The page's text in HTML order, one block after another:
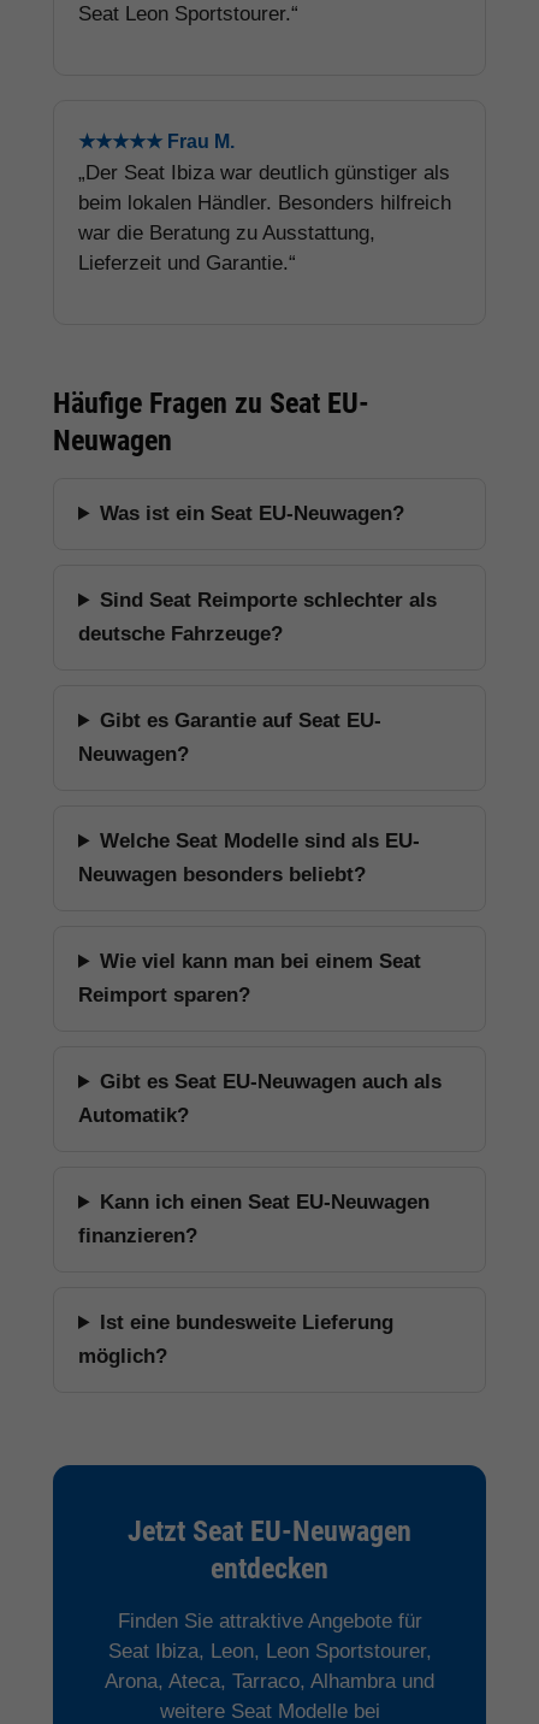
Seat Leon Sportstourer.“
★★★★★ Frau M.
„Der Seat Ibiza war deutlich günstiger als
beim lokalen Händler. Besonders hilfreich
war die Beratung zu Ausstattung,
Lieferzeit und Garantie.“
Häufige Fragen zu Seat EU-
Neuwagen
Was ist ein Seat EU-Neuwagen?
Sind Seat Reimporte schlechter als
deutsche Fahrzeuge?
Gibt es Garantie auf Seat EU-
Neuwagen?
Welche Seat Modelle sind als EU-
Neuwagen besonders beliebt?
Wie viel kann man bei einem Seat
Reimport sparen?
Gibt es Seat EU-Neuwagen auch als
Automatik?
Kann ich einen Seat EU-Neuwagen
finanzieren?
Ist eine bundesweite Lieferung
möglich?
Jetzt Seat EU-Neuwagen
entdecken
Finden Sie attraktive Angebote für
Seat Ibiza, Leon, Leon Sportstourer,
Arona, Ateca, Tarraco, Alhambra und
weitere Seat Modelle bei